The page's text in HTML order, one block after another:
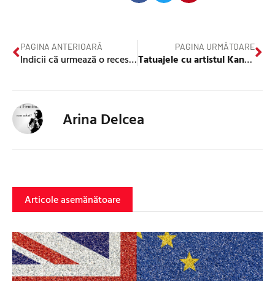
PAGINA ANTERIOARĂ
Indicii că urmează o recesiune prelungită în UK
PAGINA URMĂTOARE
Tatuajele cu artistul Kanye West, îndepărtate gratuit într-un studio din Marea Britanie
Arina Delcea
Articole asemănătoare